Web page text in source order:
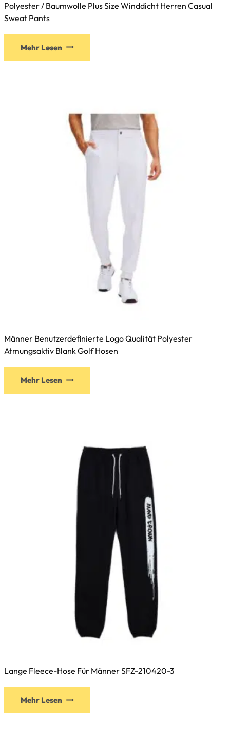
Polyester / Baumwolle Plus Size Winddicht Herren Casual
Sweat Pants
Mehr Lesen
Männer Benutzerdefinierte Logo Qualität Polyester
Atmungsaktiv Blank Golf Hosen
Mehr Lesen
Lange Fleece-Hose Für Männer SFZ-210420-3
Mehr Lesen